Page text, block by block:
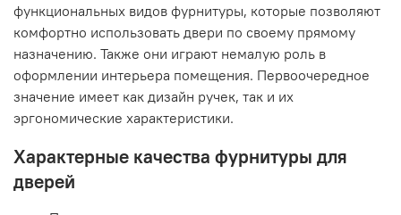
функциональных видов фурнитуры, которые позволяют
комфортно использовать двери по своему прямому
назначению. Также они играют немалую роль в
оформлении интерьера помещения. Первоочередное
значение имеет как дизайн ручек, так и их
эргономические характеристики.
Характерные качества фурнитуры для
дверей